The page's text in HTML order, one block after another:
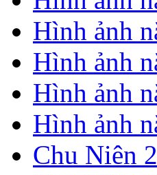
Hình ảnh
Hình ảnh
Hình ảnh
Hình ảnh
Chu Niên